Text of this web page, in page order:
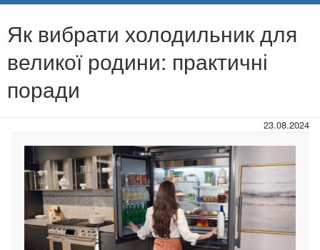
Ви
є
тут
Як вибрати холодильник для
великої родини: практичні
поради
23.08.2024